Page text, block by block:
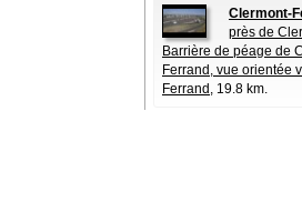
Clermont-
près de
Barrière de péage de
Ferrand, vue orientée
Ferrand , 19.8 km.